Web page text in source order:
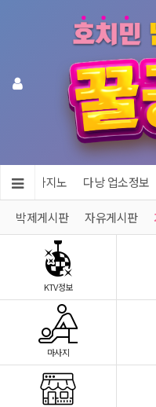
어 & 카지노 다낭 업소정보
박제게시판 자유게시판
KTV정보
마사지